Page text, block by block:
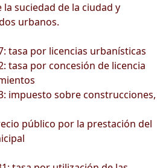
suciedad de la ciudad y
urbanos.
tasa por licencias urbanísticas
tasa por concesión de licencia
impuesto sobre construcciones,
público por la prestación del